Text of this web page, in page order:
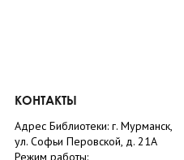
КОНТАКТЫ
Адрес Библиотеки: г. Мурманск,
ул. Софьи Перовской, д. 21А
Режим работы: